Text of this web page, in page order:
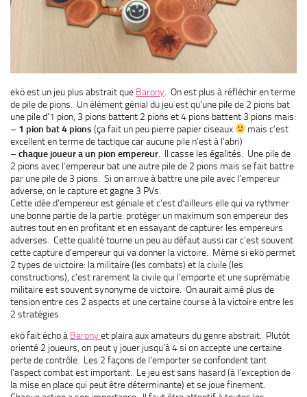
ekö est un jeu plus abstrait que Barony . On est plus à réfléchir en terme
de pile de pions. Un élément génial du jeu est qu’une pile de 2 pions bat
une pile d’1 pion, 3 pions battent 2 pions et 4 pions battent 3 pions mais:
– 1 pion bat 4 pions (ça fait un peu pierre papier ciseaux
mais c’est
excellent en terme de tactique car aucune pile n’est à l’abri)
– chaque joueur a un pion empereur . Il casse les égalités. Une pile de
2 pions avec l’empereur bat une autre pile de 2 pions mais se fait battre
par une pile de 3 pions. Si on arrive à battre une pile avec l’empereur
adverse, on le capture et gagne 3 PVs.
Cette idée d’empereur est géniale et c’est d’ailleurs elle qui va rythmer
une bonne partie de la partie: protéger un maximum son empereur des
autres tout en en profitant et en essayant de capturer les empereurs
adverses. Cette qualité tourne un peu au défaut aussi car c’est souvent
cette capture d’empereur qui va donner la victoire. Même si ekö permet
2 types de victoire: la militaire (les combats) et la civile (les
constructions), c’est rarement la civile qui l’emporte et une suprématie
militaire est souvent synonyme de victoire. On aurait aimé plus de
tension entre ces 2 aspects et une certaine course à la victoire entre les
2 stratégies.
ekö fait écho à Baronyet plaira aux amateurs du genre abstrait. Plutôt
orienté 2 joueurs, on peut y jouer jusqu’à 4 si on accepte une certaine
perte de contrôle. Les 2 façons de l’emporter se confondent tant
l’aspect combat est important. Le jeu est sans hasard (à l’exception de
la mise en place qui peut être déterminante) et se joue finement.